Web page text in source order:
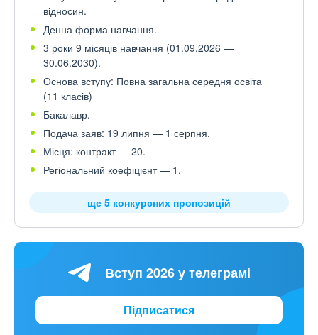
відносин.
Денна форма навчання.
3 роки 9 місяців навчання (01.09.2026 —
30.06.2030).
Основа вступу: Повна загальна середня освіта
(11 класів)
Бакалавр.
Подача заяв: 19 липня — 1 серпня.
Місця: контракт — 20.
Регіональний коефіцієнт — 1.
ще 5 конкурсних пропозицій
Вступ 2026 у телеграмі
Підписатися